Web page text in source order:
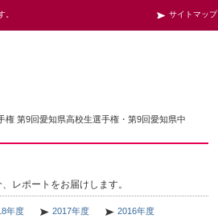
サイトマップ
第9回愛知県高校生選手権・第9回愛知県中
レポートをお届けします。
年度 2017年度 2016年度